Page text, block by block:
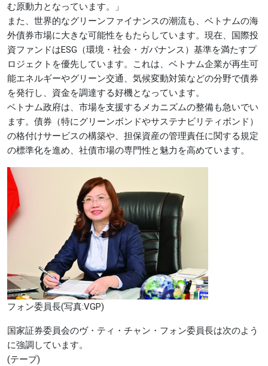
む原動力となっています。」
また、世界的なグリーンファイナンスの潮流も、ベトナムの海
外債券市場に大きな可能性をもたらしています。現在、国際投
資ファンドはESG（環境・社会・ガバナンス）基準を満たすプ
ロジェクトを優先しています。これは、ベトナム企業が再生可
能エネルギーやグリーン交通、気候変動対策などの分野で債券
を発行し、資金を調達する好機となっています。
ベトナム政府は、市場を支援するメカニズムの整備も急いでい
ます。債券（特にグリーンボンドやサステナビリティボンド）
の格付けサービスの構築や、担保資産の管理責任に関する規定
の標準化を進め、社債市場の専門性と魅力を高めています。
フォン委員長(写真:VGP)
国家証券委員会のヴ・ティ・チャン・フォン委員長は次のよう
に強調しています。
(テープ)